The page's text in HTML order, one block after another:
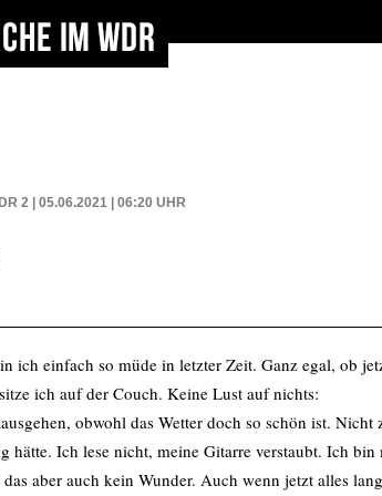
2 | 05.06.2021 | 06:20 UHR
ich einfach so müde in letzter Zeit. Ganz egal, ob
ich auf der Couch. Keine Lust auf nichts:
obwohl das Wetter doch so schön ist.
hätte. Ich lese nicht, meine Gitarre verstaubt. Ich bin
aber auch kein Wunder. Auch wenn jetzt alles